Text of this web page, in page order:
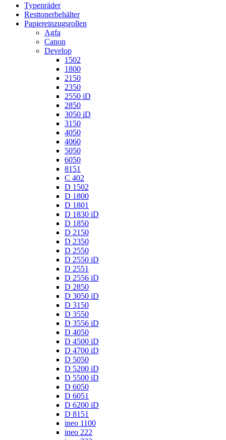
Typenräder
Resttonerbehälter
Papiereinzugsrollen
Agfa
Canon
Develop
1502
1800
2150
2350
2550 iD
2850
3050 iD
3150
4050
4060
5050
6050
8151
C 402
D 1502
D 1800
D 1801
D 1830 iD
D 1850
D 2150
D 2350
D 2550
D 2550 iD
D 2551
D 2556 iD
D 2850
D 3050 iD
D 3150
D 3550
D 3556 iD
D 4050
D 4500 iD
D 4700 iD
D 5050
D 5200 iD
D 5500 iD
D 6050
D 6051
D 6200 iD
D 8151
ineo 1100
ineo 222